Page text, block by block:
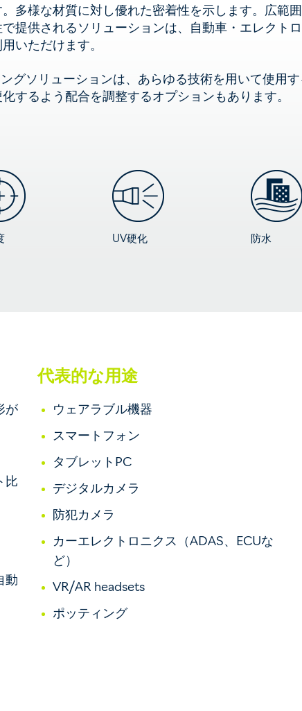
多様な材質に対し優れた密着性を示します。広範
提供されるソリューションは、自動車・エレクト
いただけます。
グソリューションは、あらゆる技術を用いて使用す
するよう配合を調整するオプションもあります。
UV硬化 防水
が
比
動
代表的な用途
ウェアラブル機器
スマートフォン
タブレットPC
デジタルカメラ
防犯カメラ
カーエレクトロニクス（ADAS、ECUな
ど）
VR/AR headsets
ポッティング